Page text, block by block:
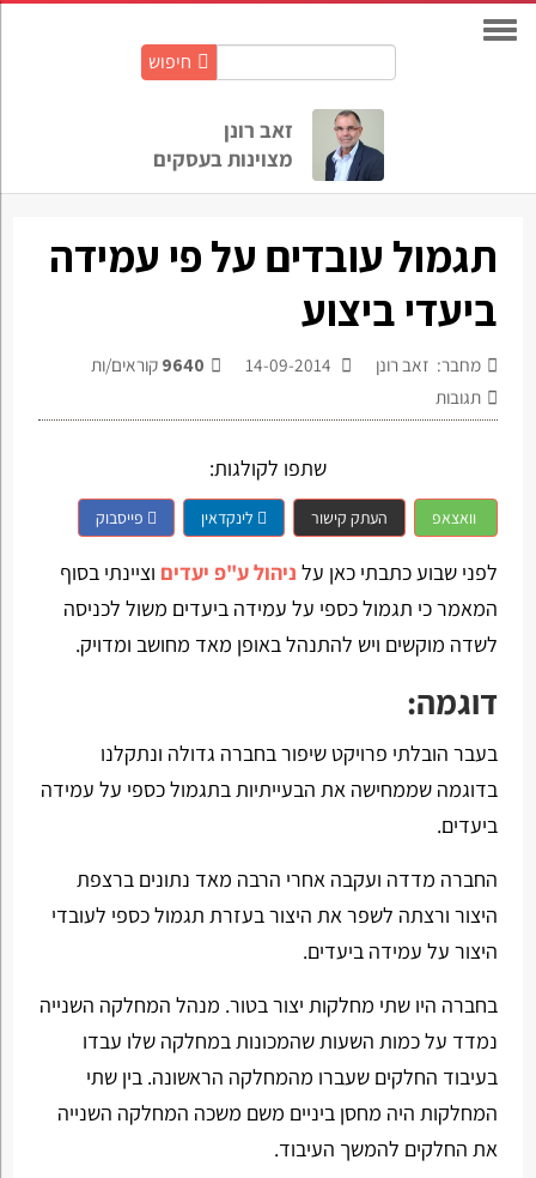
חיפוש
זאב רונן
מצוינות בעסקים
תגמול עובדים על פי עמידה
ביעדי ביצוע
מחבר: זאב רונן 9640 קוראים/ות
תגובות
שתפו לקולגות:
וואצאפ העתק קישור לינקדאין פייסבוק
‏לפני שבוע כתבתי כאן על ניהול ע"פ יעדים וציינתי בסוף
המאמר כי תגמול כספי על עמידה ביעדים משול לכניסה
לשדה מוקשים ויש להתנהל באופן מאד מחושב ומדויק.
דוגמה:
בעבר הובלתי פרויקט שיפור בחברה גדולה ונתקלנו
בדוגמה שממחישה את הבעייתיות בתגמול כספי על עמידה
ביעדים.
החברה מדדה ועקבה אחרי הרבה מאד נתונים ברצפת
היצור ורצתה לשפר את היצור בעזרת תגמול כספי לעובדי
היצור על עמידה ביעדים.
בחברה היו שתי מחלקות יצור בטור. מנהל המחלקה השנייה
נמדד על כמות השעות שהמכונות במחלקה שלו עבדו
בעיבוד החלקים שעברו מהמחלקה הראשונה. בין שתי
המחלקות היה מחסן ביניים משם משכה המחלקה השנייה
את החלקים להמשך העיבוד.